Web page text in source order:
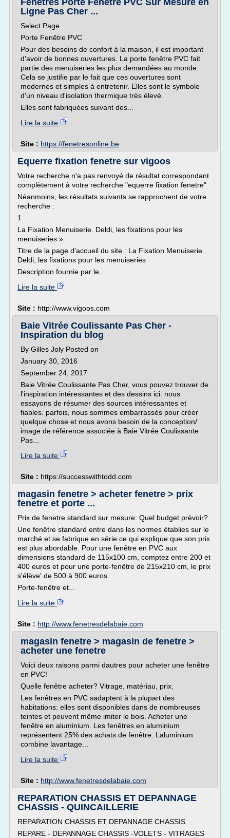
Fenêtres Porte Fenêtre PVC Sur Mesure en
Ligne Pas Cher ...
Select Page
Porte Fenêtre PVC
Pour des besoins de confort à la maison, il est important
d'avoir de bonnes ouvertures. La porte fenêtre PVC fait
partie des menuiseries les plus demandées au monde.
Cela se justifie par le fait que ces ouvertures sont
modernes et simples à entretenir. Elles sont le symbole
d'un niveau d'isolation thermique très élevé.
Elles sont fabriquées suivant des...
Lire la suite
Site : https://fenetresonline.be
Equerre fixation fenetre sur vigoos
Votre recherche n'a pas renvoyé de résultat correspondant
complètement à votre recherche "equerre fixation fenetre"
Néanmoins, les résultats suivants se rapprochent de votre
recherche :
1
La Fixation Menuiserie. Deldi, les fixations pour les
menuiseries »
Titre de la page d'accueil du site : La Fixation Menuiserie.
Deldi, les fixations pour les menuiseries
Description fournie par le...
Lire la suite
Site : http://www.vigoos.com
Baie Vitrée Coulissante Pas Cher -
Inspiration du blog
By Gilles Joly Posted on
January 30, 2016
September 24, 2017
Baie Vitrée Coulissante Pas Cher, vous pouvez trouver de
l'inspiration intéressantes et des dessins ici. nous
essayons de résumer des sources intéressantes et
fiables. parfois, nous sommes embarrassés pour créer
quelque chose et nous avons besoin de la conception/
image de référence associée à Baie Vitrée Coulissante
Pas...
Lire la suite
Site : https://successwithtodd.com
magasin fenetre > acheter fenetre > prix
fenetre et porte ...
Prix de fenetre standard sur mesure: Quel budget prévoir?
Une fenêtre standard entre dans les normes établies sur le
marché et se fabrique en série ce qui explique que son prix
est plus abordable. Pour une fenêtre en PVC aux
dimensions standard de 115x100 cm, comptez entre 200 et
400 euros et pour une porte-fenêtre de 215x210 cm, le prix
s'élève' de 500 à 900 euros.
Porte-fenêtre et...
Lire la suite
Site : http://www.fenetresdelabaie.com
magasin fenetre > magasin de fenetre >
acheter une fenetre
Voici deux raisons parmi dautres pour acheter une fenêtre
en PVC!
Quelle fenêtre acheter? Vitrage, matériau, prix.
Les fenêtres en PVC sadaptent à la plupart des
habitations: elles sont disponibles dans de nombreuses
teintes et peuvent même imiter le bois. Acheter une
fenêtre en aluminium. Les fenêtres en aluminium
représentent 25% des achats de fenêtre. Laluminium
combine lavantage...
Lire la suite
Site : http://www.fenetresdelabaie.com
REPARATION CHASSIS ET DEPANNAGE
CHASSIS - QUINCAILLERIE
REPARATION CHASSIS ET DEPANNAGE CHASSIS
REPARE - DEPANNAGE CHASSIS -VOLETS - VITRAGES